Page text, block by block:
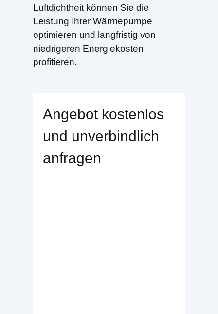
Luftdichtheit können Sie die
Leistung Ihrer Wärmepumpe
optimieren und langfristig von
niedrigeren Energiekosten
profitieren.
Angebot kostenlos
und unverbindlich
anfragen